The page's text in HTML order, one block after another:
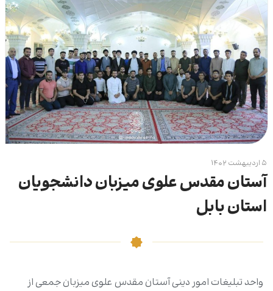
۵ اردیبهشت ۱۴۰۲
آستان مقدس علوی میزبان دانشجویان
استان بابل
واحد تبلیغات امور دینی آستان مقدس علوی میزبان جمعی از